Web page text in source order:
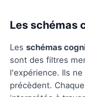
Les schémas
Les schémas
sont des filtres
l'expérience. Ils
précèdent.